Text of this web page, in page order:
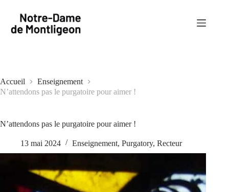
contenu
Accueil
Enseignement
N’attendons pas le purgatoire pour aimer !
N’attendons pas le purgatoire pour aimer !
13 mai 2024 Enseignement, Purgatory, Recteur